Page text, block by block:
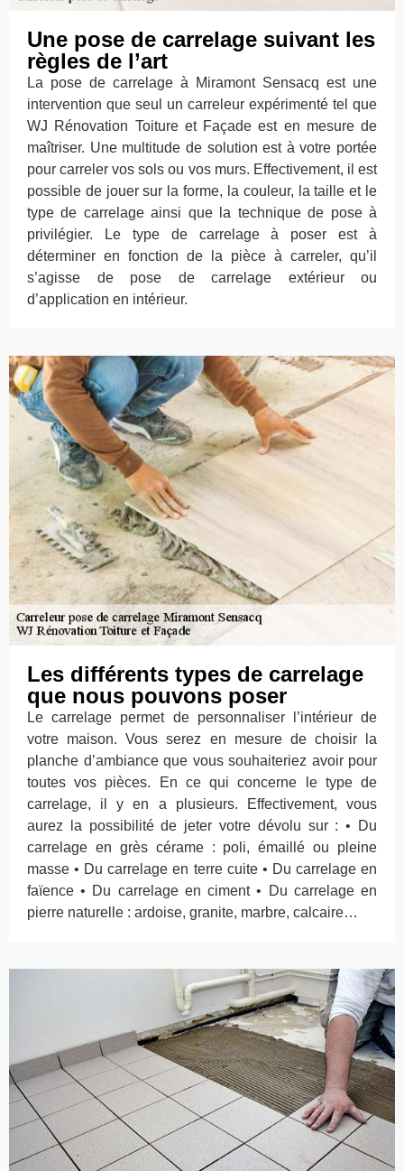
Une pose de carrelage suivant les
règles de l’art
La pose de carrelage à Miramont Sensacq est une
intervention que seul un carreleur expérimenté tel que
WJ Rénovation Toiture et Façade est en mesure de
maîtriser. Une multitude de solution est à votre portée
pour carreler vos sols ou vos murs. Effectivement, il est
possible de jouer sur la forme, la couleur, la taille et le
type de carrelage ainsi que la technique de pose à
privilégier. Le type de carrelage à poser est à
déterminer en fonction de la pièce à carreler, qu’il
s’agisse de pose de carrelage extérieur ou
d’application en intérieur.
Les différents types de carrelage
que nous pouvons poser
Le carrelage permet de personnaliser l’intérieur de
votre maison. Vous serez en mesure de choisir la
planche d’ambiance que vous souhaiteriez avoir pour
toutes vos pièces. En ce qui concerne le type de
carrelage, il y en a plusieurs. Effectivement, vous
aurez la possibilité de jeter votre dévolu sur : • Du
carrelage en grès cérame : poli, émaillé ou pleine
masse • Du carrelage en terre cuite • Du carrelage en
faïence • Du carrelage en ciment • Du carrelage en
pierre naturelle : ardoise, granite, marbre, calcaire…